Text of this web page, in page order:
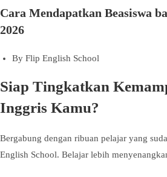
Cara Mendapatkan Beasiswa
2026
By Flip English School
Siap Tingkatkan
Inggris Kamu?
Bergabung dengan ribuan pelajar yang
English School. Belajar lebih